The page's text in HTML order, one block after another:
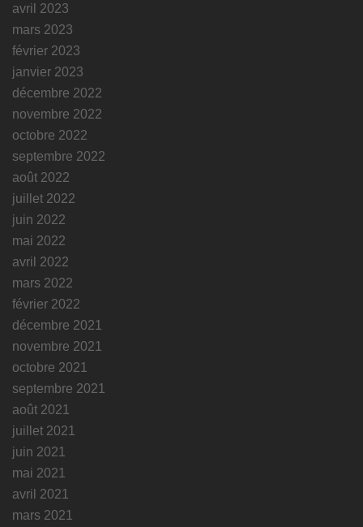
avril 2023
mars 2023
février 2023
janvier 2023
décembre 2022
novembre 2022
octobre 2022
septembre 2022
août 2022
juillet 2022
juin 2022
mai 2022
avril 2022
mars 2022
février 2022
décembre 2021
novembre 2021
octobre 2021
septembre 2021
août 2021
juillet 2021
juin 2021
mai 2021
avril 2021
mars 2021